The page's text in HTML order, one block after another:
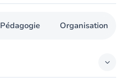
Pédagogie Organisation